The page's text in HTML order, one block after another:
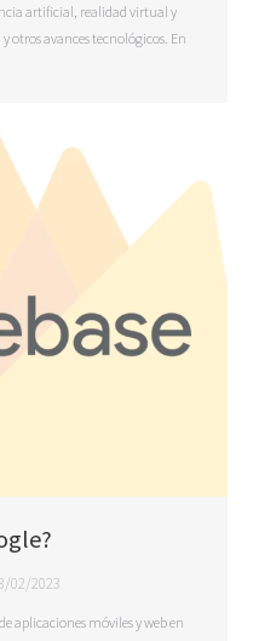
artificial, realidad virtual y
avances tecnológicos. En
02/2023
aplicaciones móviles y web en